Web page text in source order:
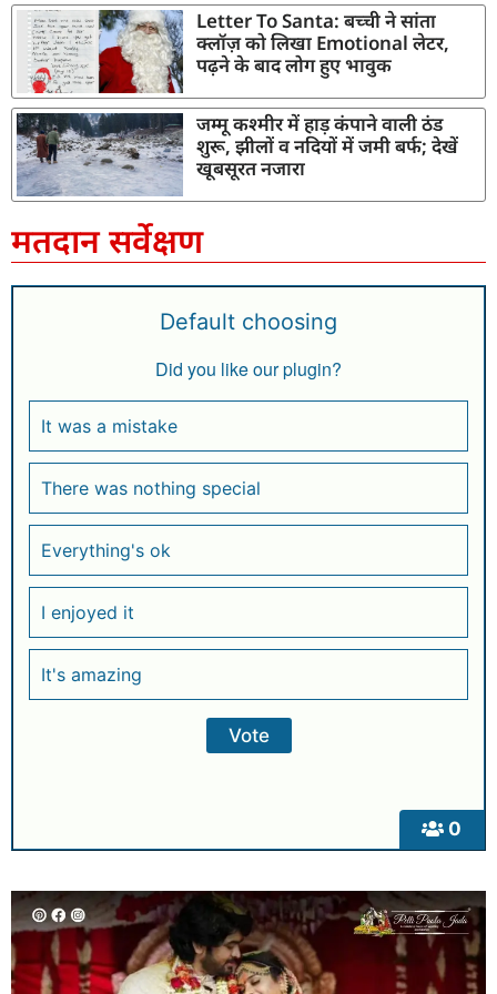
Letter To Santa: बच्ची ने सांता
क्लॉज़ को लिखा Emotional लेटर,
पढ़ने के बाद लोग हुए भावुक
जम्मू कश्मीर में हाड़ कंपाने वाली ठंड
शुरू, झीलों व नदियों में जमी बर्फ; देखें
खूबसूरत नजारा
मतदान सर्वेक्षण
0
Default choosing
Did you like our plugin?
It was a mistake
There was nothing special
Everything's ok
I enjoyed it
It's amazing